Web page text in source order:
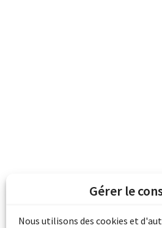
Gérer le
Nous utilisons des cookies et
Les archives du
grâce au